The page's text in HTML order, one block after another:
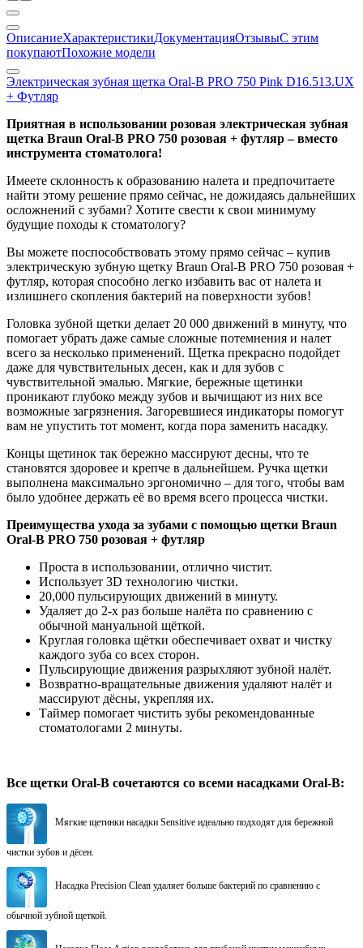
ОписаниеХарактеристикиДокументацияОтзывыС этим
покупаютПохожие модели
Электрическая зубная щетка Oral-B PRO 750 Pink D16.513.UX
+ Футляр
Приятная в использовании розовая электрическая зубная
щетка Braun Oral-B PRO 750 розовая + футляр – вместо
инструмента стоматолога!
Имеете склонность к образованию налета и предпочитаете
найти этому решение прямо сейчас, не дожидаясь дальнейших
осложнений с зубами? Хотите свести к свои минимуму
будущие походы к стоматологу?
Вы можете поспособствовать этому прямо сейчас – купив
электрическую зубную щетку Braun Oral-B PRO 750 розовая +
футляр, которая способно легко избавить вас от налета и
излишнего скопления бактерий на поверхности зубов!
Головка зубной щетки делает 20 000 движений в минуту, что
помогает убрать даже самые сложные потемнения и налет
всего за несколько применений. Щетка прекрасно подойдет
даже для чувствительных десен, как и для зубов с
чувствительной эмалью. Мягкие, бережные щетинки
проникают глубоко между зубов и вычищают из них все
возможные загрязнения. Загоревшиеся индикаторы помогут
вам не упустить тот момент, когда пора заменить насадку.
Концы щетинок так бережно массируют десны, что те
становятся здоровее и крепче в дальнейшем. Ручка щетки
выполнена максимально эргономично – для того, чтобы вам
было удобнее держать её во время всего процесса чистки.
Преимущества ухода за зубами с помощью щетки Braun
Oral-B PRO 750 розовая + футляр
Проста в использовании, отлично чистит.
Использует 3D технологию чистки.
20,000 пульсирующих движений в минуту.
Удаляет до 2-х раз больше налёта по сравнению с
обычной мануальной щёткой.
Круглая головка щётки обеспечивает охват и чистку
каждого зуба со всех сторон.
Пульсирующие движения разрыхляют зубной налёт.
Возвратно-вращательные движения удаляют налёт и
массируют дёсны, укрепляя их.
Таймер помогает чистить зубы рекомендованные
стоматологами 2 минуты.
Все щетки Oral-B cочетаются со всеми насадками Oral-B:
Мягкие щетинки насадки Sensitive идеально подходят для бережной
чистки зубов и дёсен.
Насадка Precision Clean удаляет больше бактерий по сравнению с
обычной зубной щеткой.